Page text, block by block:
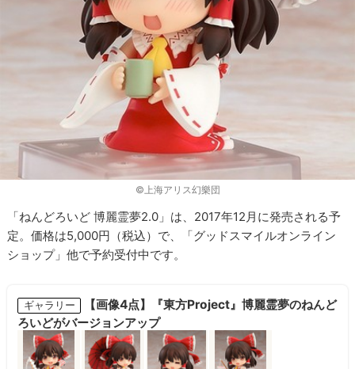
©上海アリス幻樂団
「ねんどろいど 博麗霊夢2.0」は、2017年12月に発売される予
定。価格は5,000円（税込）で、「グッドスマイルオンライン
ショップ」他で予約受付中です。
ギャラリー
【画像4点】『東方Project』博麗霊夢のねんど
ろいどがバージョンアップ